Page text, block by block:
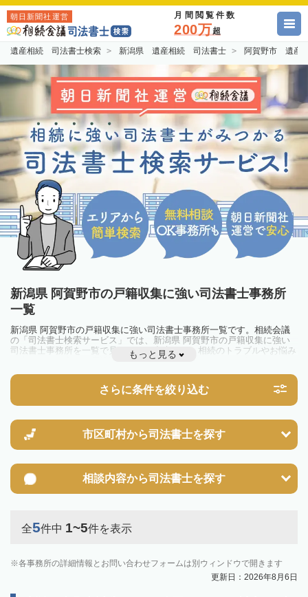
朝日新聞社運営 月間閲覧件数
200万超
遺産相続 司法書士検索 新潟県 遺産相続 司法書士 阿賀野市 遺産
新潟県 阿賀野市の戸籍収集に強い司法書士事務所
一覧
新潟県 阿賀野市の戸籍収集に強い司法書士事務所一覧です。相続会議
の「司法書士検索サービス」では、新潟県 阿賀野市の戸籍収集に強い
司法書士事務所を一覧で見ることが出来ます。相続のトラブルやお悩み
を抱えている方は一度近隣の司法書士に相談してみましょう。
もっと見る
さらに条件を絞り込む
市区町村から司法書士を探す
相談内容から司法書士を探す
全5件中 1~5件を表示
各事務所の詳細情報とお問い合わせフォームは別ウィンドウで開きます
更新日：2026年8月6日